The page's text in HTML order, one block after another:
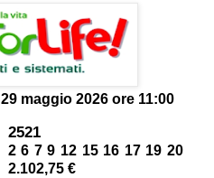
29 maggio 2026 ore 11:00
2521
2 6 7 9 12 15 16 17 19 20
2.102,75 €